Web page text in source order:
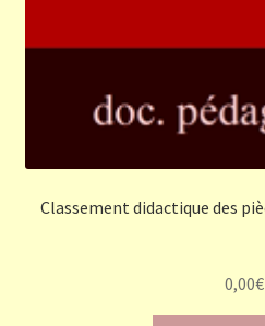
Classement didactique des
0,00€